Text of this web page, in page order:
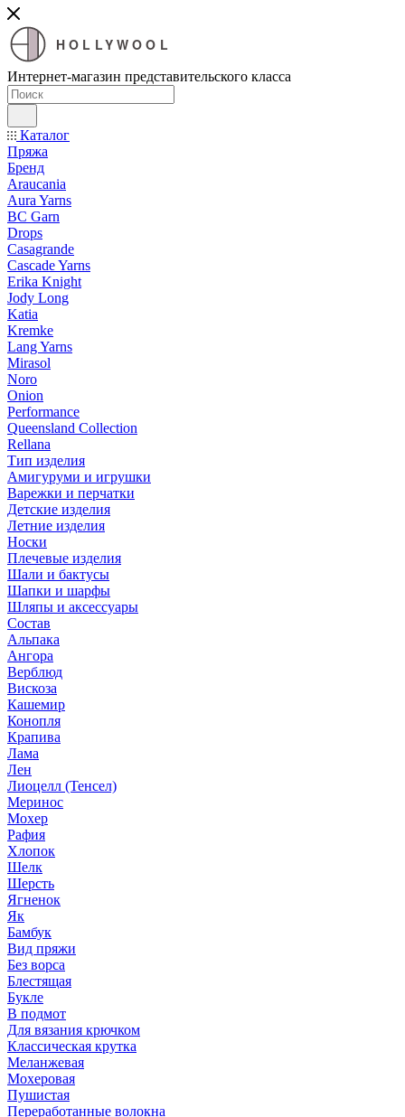
HOLLYWOOL
Интернет-магазин представительского класса
Каталог
Пряжа
Бренд
Araucania
Aura Yarns
BC Garn
Drops
Casagrande
Cascade Yarns
Erika Knight
Jody Long
Katia
Kremke
Lang Yarns
Mirasol
Noro
Onion
Performance
Queensland Collection
Rellana
Тип изделия
Амигуруми и игрушки
Варежки и перчатки
Детские изделия
Летние изделия
Носки
Плечевые изделия
Шали и бактусы
Шапки и шарфы
Шляпы и аксессуары
Состав
Альпака
Ангора
Верблюд
Вискоза
Кашемир
Конопля
Крапива
Лама
Лен
Лиоцелл (Тенсел)
Меринос
Мохер
Рафия
Хлопок
Шелк
Шерсть
Ягненок
Як
Бамбук
Вид пряжи
Без ворса
Блестящая
Букле
В подмот
Для вязания крючком
Классическая крутка
Меланжевая
Мохеровая
Пушистая
Переработанные волокна